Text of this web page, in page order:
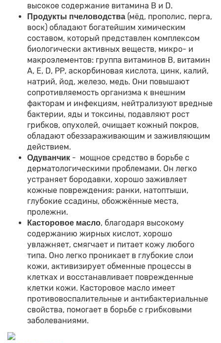
высокое содержание витамина В и D.
Продукты пчеловодства (мёд, прополис, перга,
воск) обладают богатейшим химическим
составом, который представлен комплексом
биологически активных веществ, микро- и
макроэлементов: группа витаминов В, витамин
А, Е, D, РР, аскорбиновая кислота, цинк, калий,
натрий, йод, железо, медь. Они повышают
сопротивляемость организма к внешним
факторам и инфекциям, нейтрализуют вредные
бактерии, яды и токсины, подавляют рост
грибков, опухолей, очищает кожный покров,
обладают обеззараживающим и заживляющим
действием.
Одуванчик - мощное средство в борьбе с
дерматологическими проблемами. Он легко
устраняет бородавки, хорошо заживляет
кожные повреждения: ранки, натоптыши,
глубокие ссадины, обожжённые места,
пролежни.
Касторовое масло, благодаря высокому
содержанию жирных кислот, хорошо
увлажняет, смягчает и питает кожу любого
типа. Оно легко проникает в глубокие слои
кожи, активизирует обменные процессы в
клетках и восстанавливает поврежденные
клетки кожи. Касторовое масло имеет
противовоспалительные и антибактериальные
свойства, помогает в борьбе с грибковыми
заболеваниями.